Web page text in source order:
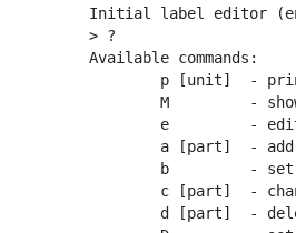
Initial label editor
  > ?
  Available commands:
p [unit]  -
M         -
e         -
a [part]  -
b         -
c [part]  -
d [part]  -